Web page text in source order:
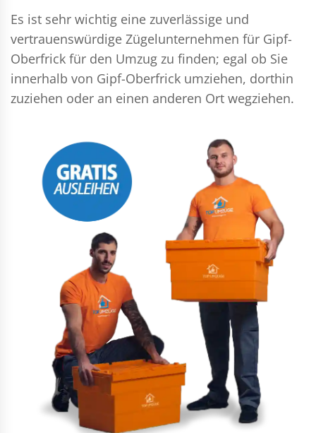
Es ist sehr wichtig eine zuverlässige und
vertrauenswürdige Zügelunternehmen für Gipf-
Oberfrick für den Umzug zu finden; egal ob Sie
innerhalb von Gipf-Oberfrick umziehen, dorthin
zuziehen oder an einen anderen Ort wegziehen.